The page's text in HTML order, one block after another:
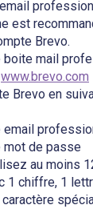
est
Brevo.
boite mail
www.brevo.com
Brevo en
email
mot de passe
au moins
1 chiffre, 1